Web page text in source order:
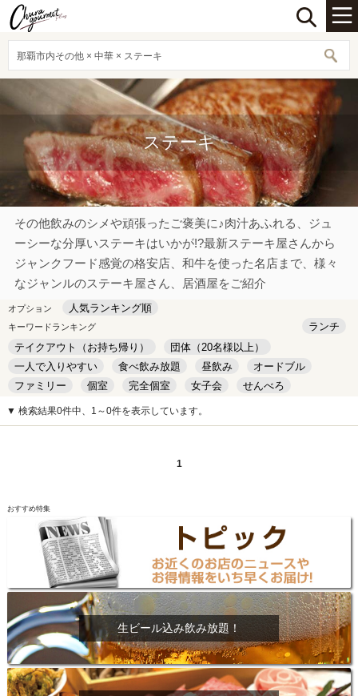
那覇市内その他 × 中華 × ステーキ
ステーキ
その他飲みのシメや頑張ったご褒美に♪肉汁あふれる、ジュ
ーシーな分厚いステーキはいかが!?最新ステーキ屋さんから
ジャンクフード感覚の格安店、和牛を使った名店まで、様々
なジャンルのステーキ屋さん、居酒屋をご紹介
オプション 人気ランキング順
キーワードランキング
ランチ
テイクアウト（お持ち帰り）
団体（20名様以上）
一人で入りやすい
食べ飲み放題 昼飲み
オードブル
ファミリー
個室 完全個室 女子会
せんべろ
キッズルーム
安い デート
▼ 検索結果0件中、1～0件を表示しています。
1
おすすめ特集
生ビール込み飲み放題！